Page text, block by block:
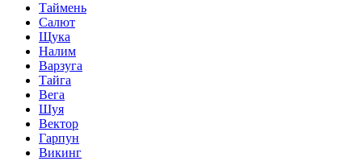
Таймень
Салют
Щука
Налим
Варзуга
Тайга
Вега
Шуя
Вектор
Гарпун
Викинг